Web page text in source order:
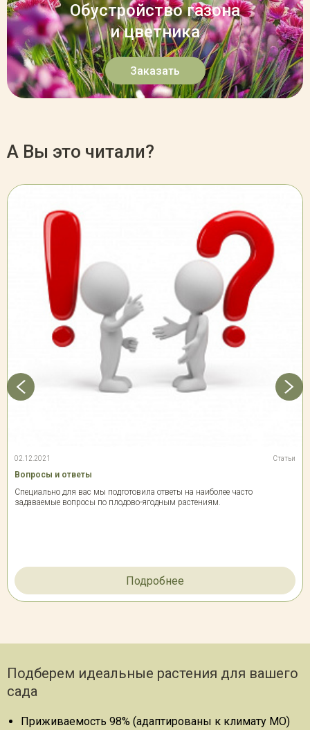
Обустройство газона
и цветника
Заказать
А Вы это читали?
02.12.2021 Статьи
Вопросы и ответы
Специально для вас мы подготовила ответы на наиболее часто
задаваемые вопросы по плодово-ягодным растениям.
Подробнее
Подберем идеальные растения для вашего
сада
Приживаемость 98% (адаптированы к климату МО)